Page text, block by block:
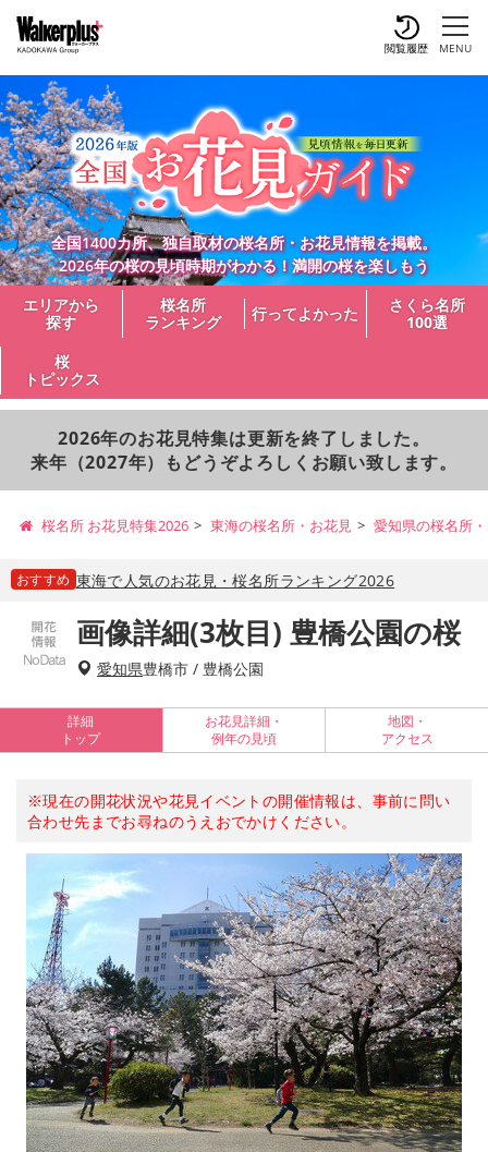
MENU
閲覧履歴
全国1400カ所、独自取材の桜名所・お花見情報を掲載。
2026年の桜の見頃時期がわかる！満開の桜を楽しもう
エリアから
探す
桜名所
ランキング
行ってよかった
さくら名所
100選
桜
トピックス
2026年のお花見特集は更新を終了しました。
来年（2027年）もどうぞよろしくお願い致します。
桜名所 お花見特集2026 東海の桜名所・お花見 愛知県の桜名所
おすすめ 東海で人気のお花見・桜名所ランキング2026
画像詳細(3枚目) 豊橋公園の桜
愛知県豊橋市 / 豊橋公園
詳細
トップ
お花見詳細・
例年の見頃
地図・
アクセス
※現在の開花状況や花見イベントの開催情報は、事前に問い
合わせ先までお尋ねのうえおでかけください。